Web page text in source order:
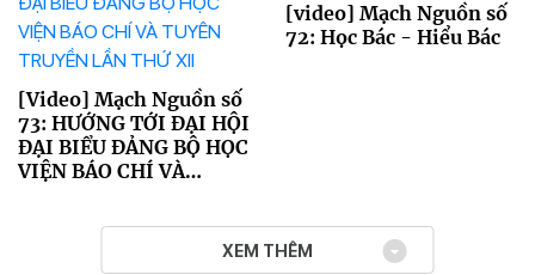
[Video] Mạch Nguồn số
73: HƯỚNG TỚI ĐẠI HỘI
ĐẠI BIỂU ĐẢNG BỘ HỌC
VIỆN BÁO CHÍ VÀ
[video] Mạch Nguồn số
72: Học Bác - Hiểu Bác
XEM THÊM